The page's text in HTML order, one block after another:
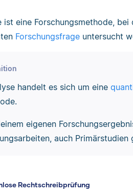
ist eine Forschungsmethode,
Forschungsfrage untersucht
handelt es sich um eine
eigenen
auch
Rechtschreibprüfung